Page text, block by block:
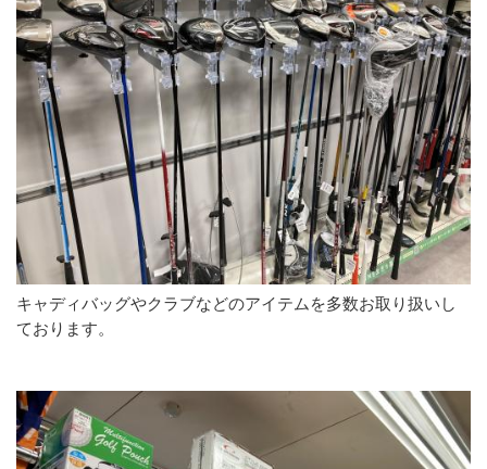
キャディバッグやクラブなどのアイテムを多数お取り扱いし
ております。